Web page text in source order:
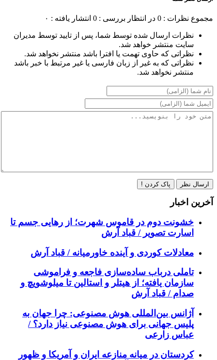
مجموع نظرات : 0 در انتظار بررسی : 0 انتشار یافته : ۰
نظرات ارسال شده توسط شما، پس از تایید توسط مدیران
سایت منتشر خواهد شد.
نظراتی که حاوی تهمت یا افترا باشد منتشر نخواهد شد.
نظراتی که به غیر از زبان فارسی یا غیر مرتبط با خبر باشد
منتشر نخواهد شد.
ارسال نظر پاک کردن !
آخرین اخبار
خشونت دوم در قاموس شهرت؛ از رهایی جسم تا
اسارت تصویر / قباد آرش
معادلات کوردی و آینده خاورمیانه / قباد آرش
تاملی درباب سادەسازی فاجعە و فراموشی
سازمان یافتە؛ از هیتلر و استالین تا میلوشویچ و
صدام / قباد آرش
آژانس بین‌المللی هوش مصنوعی: چرا جهان به
پلیس جهانی برای هوش مصنوعی نیاز دارد؟ /
عباس زارعی
کردستان در میانه منازعە ایران و آمریکا و ظهور